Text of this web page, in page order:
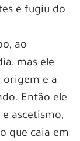
e fugiu do
ao
mas ele
origem e a
Então ele
ascetismo,
que caia em